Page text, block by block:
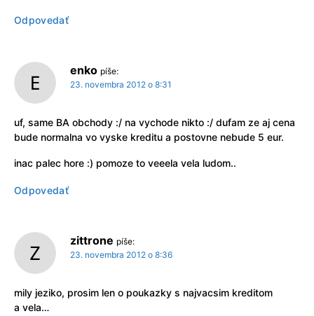
Odpovedať
enko píše:
23. novembra 2012 o 8:31
uf, same BA obchody :/ na vychode nikto :/ dufam ze aj cena
bude normalna vo vyske kreditu a postovne nebude 5 eur.
inac palec hore :) pomoze to veeela vela ludom..
Odpovedať
zittrone píše:
23. novembra 2012 o 8:36
mily jeziko, prosim len o poukazky s najvacsim kreditom
a vela…